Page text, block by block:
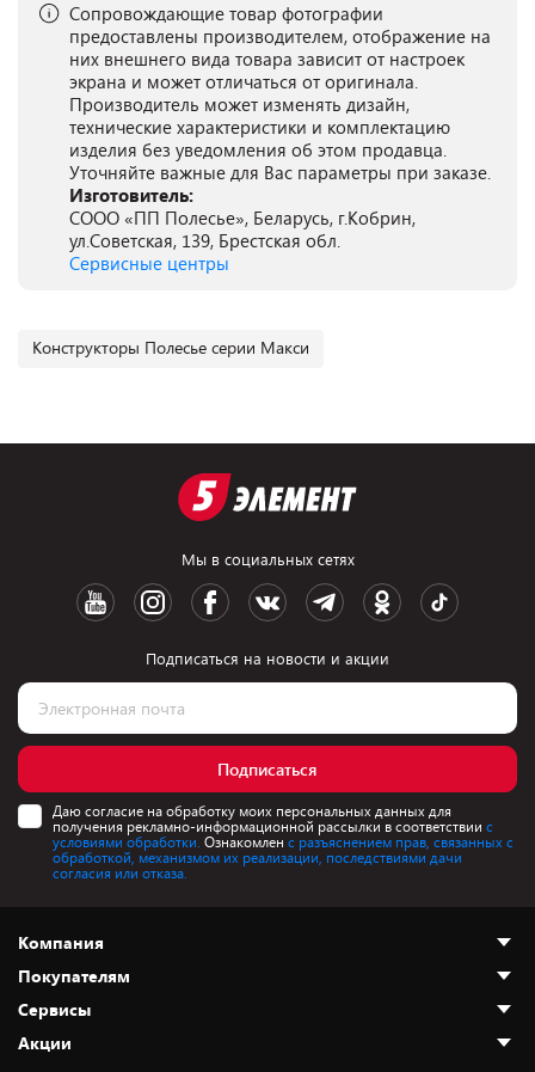
Сопровождающие товар фотографии
предоставлены производителем, отображение на
них внешнего вида товара зависит от настроек
экрана и может отличаться от оригинала.
Производитель может изменять дизайн,
технические характеристики и комплектацию
изделия без уведомления об этом продавца.
Уточняйте важные для Вас параметры при заказе.
Изготовитель:
СООО «ПП Полесье», Беларусь, г.Кобрин,
ул.Советская, 139, Брестская обл.
Сервисные центры
Конструкторы Полесье серии Макси
Мы в социальных сетях
Подписаться на новости и акции
Подписаться
Даю согласие на обработку моих персональных данных для
получения рекламно-информационной рассылки в соответствии с
условиями обработки. Ознакомлен с разъяснением прав, связанных с
обработкой, механизмом их реализации, последствиями дачи
согласия или отказа.
Компания
О нас
Адреса магазинов
Новости
Покупателям
Как сделать заказ
Оплата и доставка
Сервисы
Акции